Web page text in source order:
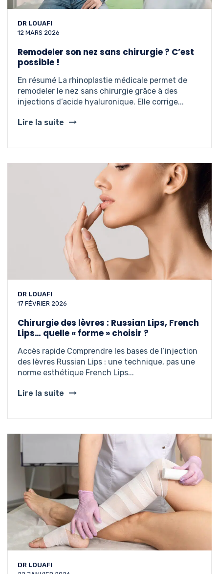
DR LOUAFI
12 MARS 2026
Remodeler son nez sans chirurgie ? C’est
possible !
En résumé La rhinoplastie médicale permet de
remodeler le nez sans chirurgie grâce à des
injections d’acide hyaluronique. Elle corrige...
Lire la suite
DR LOUAFI
17 FÉVRIER 2026
Chirurgie des lèvres : Russian Lips, French
Lips… quelle « forme » choisir ?
Accès rapide Comprendre les bases de l’injection
des lèvres Russian Lips : une technique, pas une
norme esthétique French Lips...
Lire la suite
DR LOUAFI